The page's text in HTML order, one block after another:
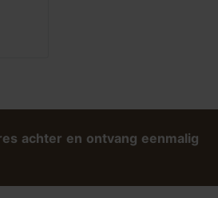
achter en ontvang eenmalig